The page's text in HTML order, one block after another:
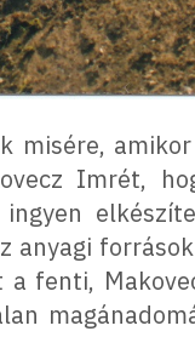
misére,
Imrét,
fenti,